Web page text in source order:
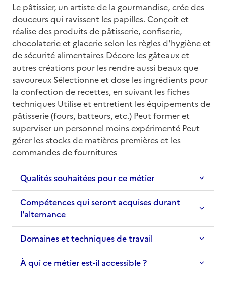
Le pâtissier, un artiste de la gourmandise, crée des
douceurs qui ravissent les papilles. Conçoit et
réalise des produits de pâtisserie, confiserie,
chocolaterie et glacerie selon les règles d'hygiène et
de sécurité alimentaires Décore les gâteaux et
autres créations pour les rendre aussi beaux que
savoureux Sélectionne et dose les ingrédients pour
la confection de recettes, en suivant les fiches
techniques Utilise et entretient les équipements de
pâtisserie (fours, batteurs, etc.) Peut former et
superviser un personnel moins expérimenté Peut
gérer les stocks de matières premières et les
commandes de fournitures
Qualités souhaitées pour ce métier
Compétences qui seront acquises durant
l'alternance
Domaines et techniques de travail
À qui ce métier est-il accessible ?